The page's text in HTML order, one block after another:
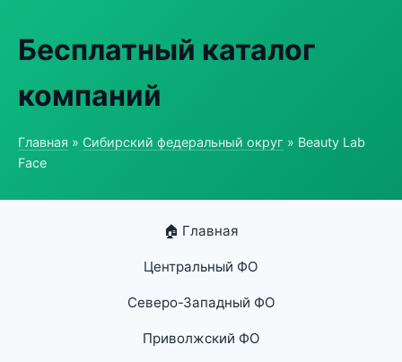
Бесплатный каталог
компаний
Главная » Сибирский федеральный округ » Beauty Lab
Face
🏠 Главная
Центральный ФО
Северо-Западный ФО
Приволжский ФО